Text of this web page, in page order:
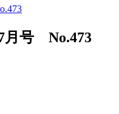
月号 No.473